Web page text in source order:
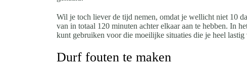
Wil je toch liever de tijd nemen, omdat je wellicht niet 10
van in totaal 120 minuten achter elkaar aan te hebben. In
kunt gebruiken voor die moeilijke situaties die je heel lastig
Durf fouten te maken